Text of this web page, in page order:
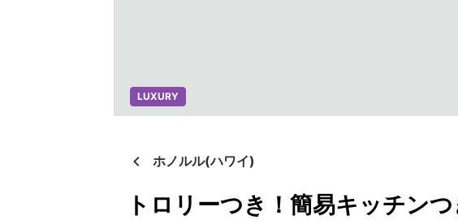
LUXURY
ホノルル(ハワイ)
トロリーつき！簡易キッチン